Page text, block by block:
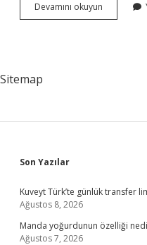
Devamını okuyun
2
Sitemap
Sidebar
Son Yazılar
Kuveyt Türk’te günlük transfer
Ağustos 8, 2026
Manda yoğurdunun özelliği
Ağustos 7, 2026